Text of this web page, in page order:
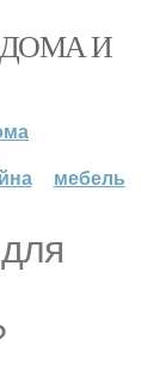
ДОМА И
мебель